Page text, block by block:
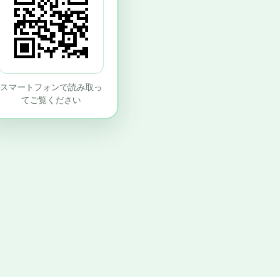
スマートフォンで読み取っ
てご覧ください